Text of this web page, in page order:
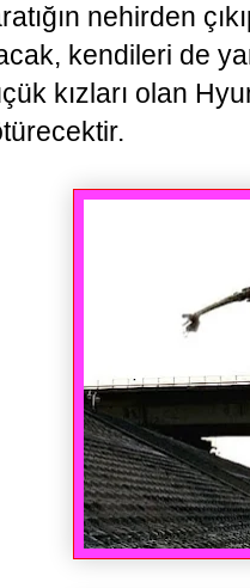
nehirden
kendileri de
kızları olan